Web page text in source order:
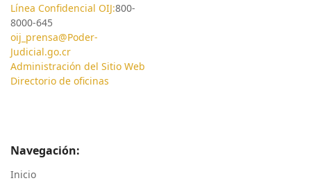
Línea Confidencial OIJ:800-
8000-645
oij_prensa@Poder-
Judicial.go.cr
Administración del Sitio Web
Directorio de oficinas
Navegación:
Inicio